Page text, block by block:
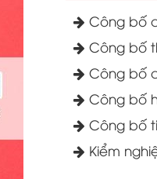
Công bố
Công bố
Công bố
Công bố
Công bố
Kiểm